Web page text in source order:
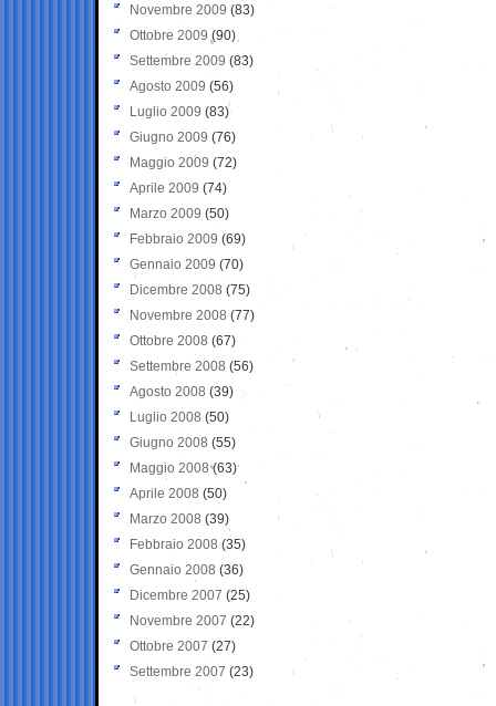
Novembre 2009 (83)
Ottobre 2009 (90)
Settembre 2009 (83)
Agosto 2009 (56)
Luglio 2009 (83)
Giugno 2009 (76)
Maggio 2009 (72)
Aprile 2009 (74)
Marzo 2009 (50)
Febbraio 2009 (69)
Gennaio 2009 (70)
Dicembre 2008 (75)
Novembre 2008 (77)
Ottobre 2008 (67)
Settembre 2008 (56)
Agosto 2008 (39)
Luglio 2008 (50)
Giugno 2008 (55)
Maggio 2008(63)
Aprile 2008 (50)
Marzo 2008 (39)
Febbraio 2008 (35)
Gennaio 2008 (36)
Dicembre 2007 (25)
Novembre 2007 (22)
Ottobre 2007 (27)
Settembre 2007 (23)